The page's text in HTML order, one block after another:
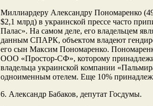
Миллиардеру Александру Пономаренко
$2,1 млрд) в украинской прессе часто
Палас». На самом деле, его владельцем
данным СПАРК, объектом владеют
его сын Максим Пономаренко.
ООО «Простор-СФ», которому
владельца украинской компании
одноименным отелем. Еще 10%
6. Александр Бабаков, депутат Госдумы.